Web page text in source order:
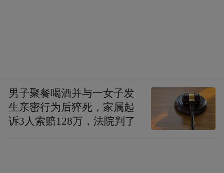
男子聚餐喝酒并与一女子发
生亲密行为后猝死，家属起
诉3人索赔128万，法院判了